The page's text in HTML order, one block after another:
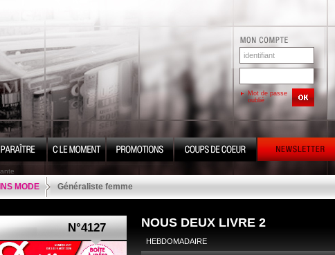
Mot de passe
oublié
MODE Généraliste femme
N°4127 NOUS DEUX LIVRE 2
HEBDOMADAIRE